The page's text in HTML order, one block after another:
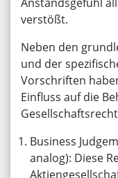
verstößt.
Neben den
und der
Vorschriften
Einfluss auf die
Business
analog): Diese